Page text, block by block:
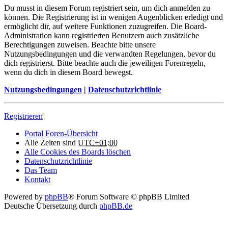
Du musst in diesem Forum registriert sein, um dich anmelden zu
können. Die Registrierung ist in wenigen Augenblicken erledigt und
ermöglicht dir, auf weitere Funktionen zuzugreifen. Die Board-
Administration kann registrierten Benutzern auch zusätzliche
Berechtigungen zuweisen. Beachte bitte unsere
Nutzungsbedingungen und die verwandten Regelungen, bevor du
dich registrierst. Bitte beachte auch die jeweiligen Forenregeln,
wenn du dich in diesem Board bewegst.
Nutzungsbedingungen | Datenschutzrichtlinie
Registrieren
Portal Foren-Übersicht
Alle Zeiten sind UTC+01:00
Alle Cookies des Boards löschen
Datenschutzrichtlinie
Das Team
Kontakt
Powered by phpBB® Forum Software © phpBB Limited
Deutsche Übersetzung durch phpBB.de